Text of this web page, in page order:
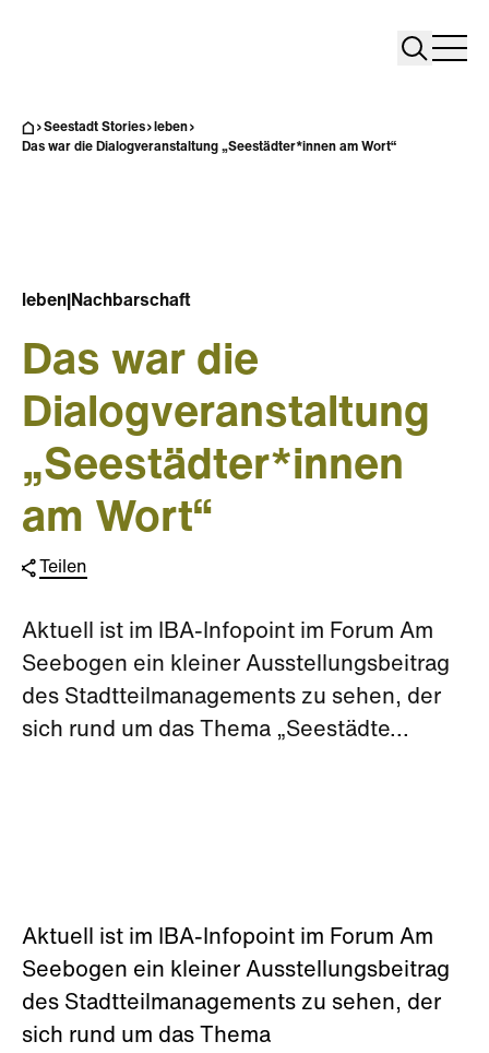
Search
Seestadt Stories
leben
Das war die Dialogveranstaltung „Seestädter*innen am Wort“
leben Nachbarschaft
Das war die
Dialogveranstaltung
„Seestädter*innen
am Wort“
Teilen
Aktuell ist im IBA-Infopoint im Forum Am
Seebogen ein kleiner Ausstellungsbeitrag
des Stadtteilmanagements zu sehen, der
sich rund um das Thema „Seestädte...
Aktuell ist im IBA-Infopoint im Forum Am
Seebogen ein kleiner Ausstellungsbeitrag
des Stadtteilmanagements zu sehen, der
sich rund um das Thema